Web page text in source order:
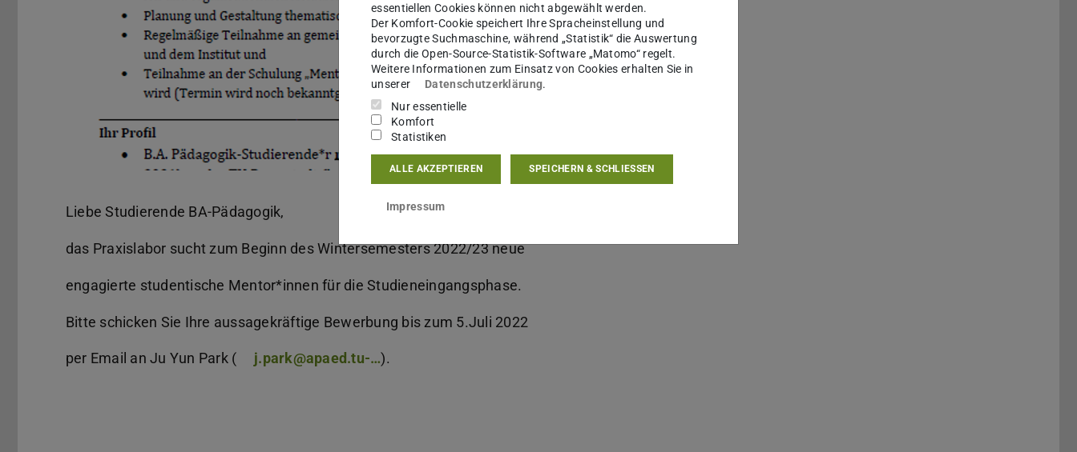
Liebe Studierende BA-Pädagogik,
das Praxislabor sucht zum Beginn des Wintersemesters 2022/23 neue
engagierte studentische Mentor*innen für die Studieneingangsphase.
Bitte schicken Sie Ihre aussagekräftige Bewerbung bis zum 5.Juli 2022
per Email an Ju Yun Park ( j.park@apaed.tu-…).
essentiellen Cookies können nicht abgewählt werden.
Der Komfort-Cookie speichert Ihre Spracheinstellung und
bevorzugte Suchmaschine, während „Statistik“ die Auswertung
durch die Open-Source-Statistik-Software „Matomo“ regelt.
Weitere Informationen zum Einsatz von Cookies erhalten Sie in
unserer
Datenschutzerklärung.
Nur essentielle
Komfort
Statistiken
ALLE AKZEPTIEREN SPEICHERN & SCHLIESSEN
Impressum